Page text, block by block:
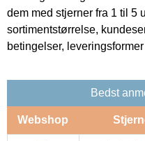
dem med stjerner fra 1 til 5
sortimentstørrelse,
betingelser,
Bedst
Webshop